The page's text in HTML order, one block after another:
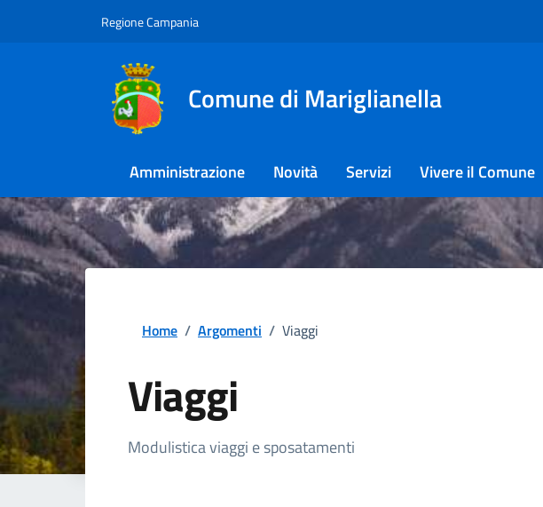
Regione Campania
Comune di Mariglianella
Amministrazione Novità Servizi Vivere il Comune
Home / Argomenti / Viaggi
Viaggi
Dettagli della notizia
Modulistica viaggi e sposatamenti